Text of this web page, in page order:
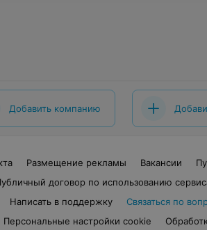
Добавить компанию
Размещение рекламы Вакансии
договор по использованию
Написать в поддержку
Связаться по
Персональные настройки cookie